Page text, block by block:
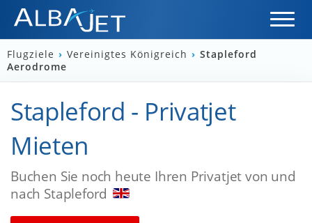
Flugziele › Vereinigtes Königreich › Stapleford
Aerodrome
Stapleford - Privatjet
Mieten
Buchen Sie noch heute Ihren Privatjet von und
nach Stapleford